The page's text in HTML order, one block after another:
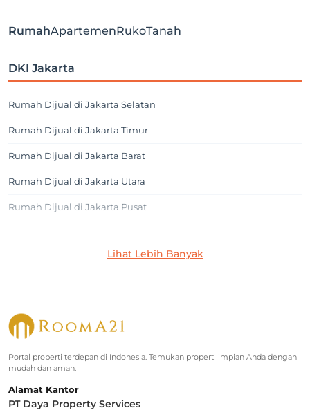
RumahApartemenRukoTanah
DKI Jakarta
Rumah Dijual di Jakarta Selatan
Rumah Dijual di Jakarta Timur
Rumah Dijual di Jakarta Barat
Rumah Dijual di Jakarta Utara
Rumah Dijual di Jakarta Pusat
Rumah Dijual di Jagakarsa
Rumah Dijual di Kebayoran Baru
Lihat Lebih Banyak
Portal properti terdepan di Indonesia. Temukan properti impian Anda dengan
mudah dan aman.
Alamat Kantor
PT Daya Property Services